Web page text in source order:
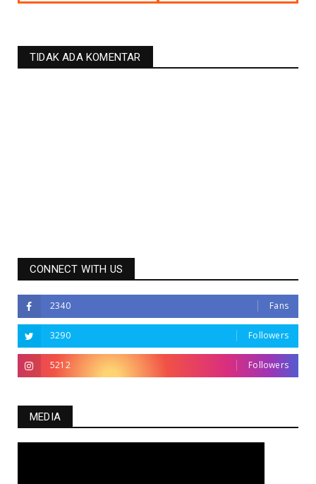
TIDAK ADA KOMENTAR
CONNECT WITH US
2340 Fans
3290 Followers
5212 Followers
MEDIA